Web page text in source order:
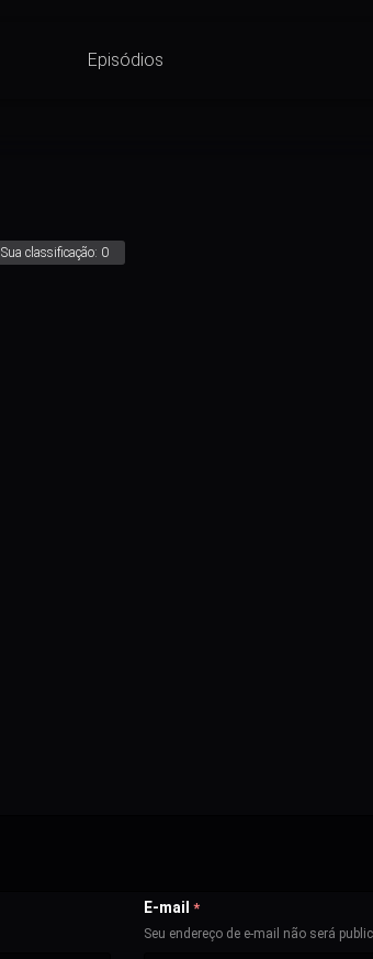
Episódios
Sua classificação: 0
E-mail *
Seu endereço de e-mail não será